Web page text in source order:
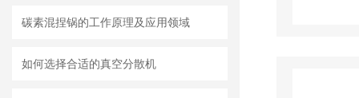
碳素混捏锅的工作原理及应用领域
如何选择合适的真空分散机